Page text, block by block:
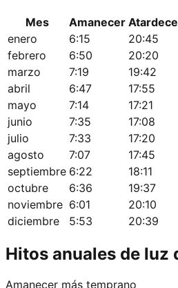
Mes
Amanecer
enero
6:15 20:45
febrero
6:50 20:20
marzo
7:19 19:42
abril
6:47 17:55
mayo
7:14 17:21
junio
7:35 17:08
julio
7:33 17:20
agosto
7:07 17:45
septiembre 6:22 18:11
octubre
6:36 19:37
noviembre 6:01 20:10
diciembre
5:53 20:39
Hitos anuales de luz
Amanecer más temprano